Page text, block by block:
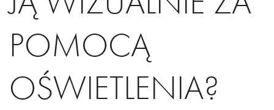
POMOCĄ
OŚWIETLENIA?